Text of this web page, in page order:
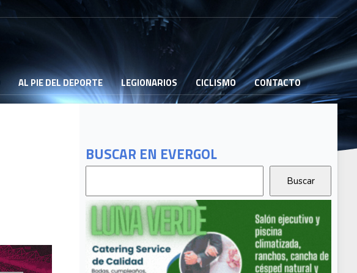
AL PIE DEL DEPORTE LEGIONARIOS CICLISMO CONTACTO
BUSCAR EN EVERGOL